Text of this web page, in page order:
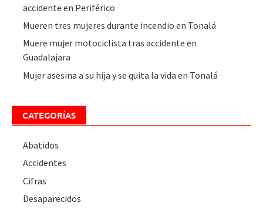
accidente en Periférico
Mueren tres mujeres durante incendio en Tonalá
Muere mujer motociclista tras accidente en
Guadalajara
Mujer asesina a su hija y se quita la vida en Tonalá
CATEGORÍAS
Abatidos
Accidentes
Cifras
Desaparecidos